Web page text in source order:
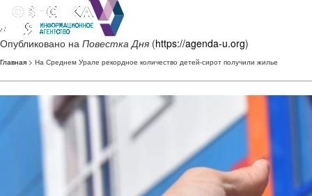
Опубликовано на Повестка Дня (https://agenda-u.org)
Главная > На Среднем Урале рекордное количество детей-сирот получили жилье